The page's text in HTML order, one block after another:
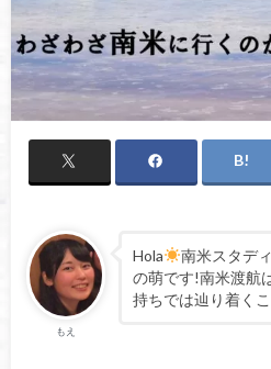
もえ
Hola
南米スタデ
の萌です!南米渡航
持ちでは辿り着く